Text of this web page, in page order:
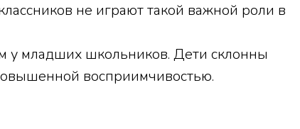
не играют такой важной роли в
у младших школьников. Дети склонны
восприимчивостью.